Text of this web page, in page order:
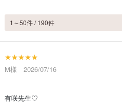
1～50件 / 190件
★★★★★
M様 2026/07/16
有咲先生♡